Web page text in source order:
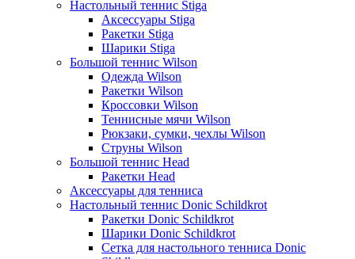
Настольный теннис Stiga
Аксессуары Stiga
Ракетки Stiga
Шарики Stiga
Большой теннис Wilson
Одежда Wilson
Ракетки Wilson
Кроссовки Wilson
Теннисные мячи Wilson
Рюкзаки, сумки, чехлы Wilson
Струны Wilson
Большой теннис Head
Ракетки Head
Аксессуары для тенниса
Настольный теннис Donic Schildkrot
Ракетки Donic Schildkrot
Шарики Donic Schildkrot
Сетка для настольного тенниса Donic